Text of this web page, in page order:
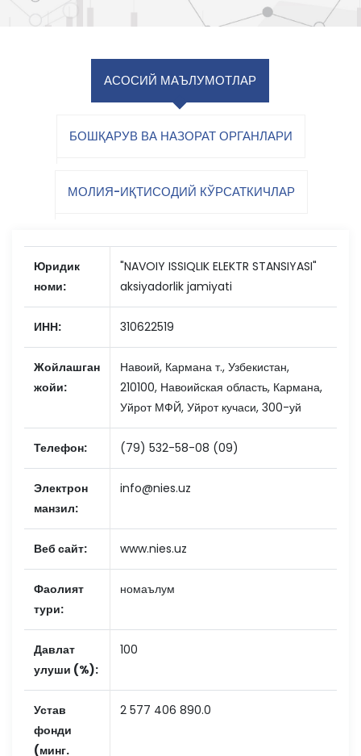
АСОСИЙ МАЪЛУМОТЛАР
БОШҚАРУВ ВА НАЗОРАТ ОРГАНЛАРИ
МОЛИЯ-ИҚТИСОДИЙ КЎРСАТКИЧЛАР
Юридик
номи:
"NAVOIY ISSIQLIK ELEKTR STANSIYASI"
aksiyadorlik jamiyati
ИНН: 310622519
Жойлашган
жойи:
Навоий, Кармана т., Узбекистан,
210100, Навоийская область, Кармана,
Уйрот МФЙ, Уйрот кучаси, 300-уй
Телефон: (79) 532-58-08 (09)
Электрон
манзил:
info@nies.uz
Веб сайт: www.nies.uz
Фаолият
тури:
номаълум
Давлат
улуши (%):
100
Устав
фонди
(минг.
2 577 406 890.0